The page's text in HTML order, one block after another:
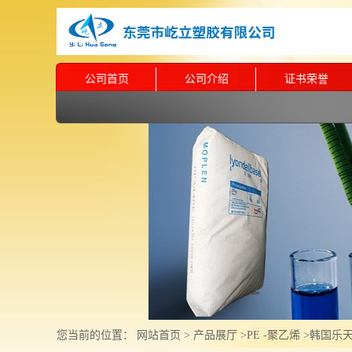
公司首页 公司介绍 证书荣誉
您当前的位置： 网站首页 > 产品展厅 >PE -聚乙烯 >韩国乐